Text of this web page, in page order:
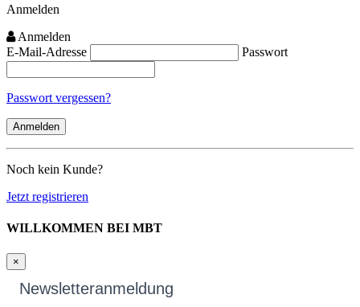
Anmelden
Anmelden
E-Mail-Adresse
Passwort
Passwort vergessen?
Noch kein Kunde?
Jetzt registrieren
WILLKOMMEN BEI MBT
×
Newsletteranmeldung